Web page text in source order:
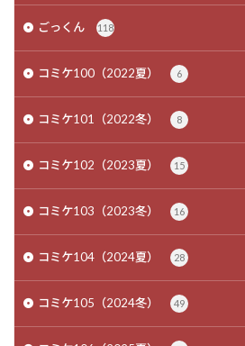
ごっくん 118
コミケ100（2022夏） 6
コミケ101（2022冬） 8
コミケ102（2023夏） 15
コミケ103（2023冬） 16
コミケ104（2024夏） 28
コミケ105（2024冬） 49